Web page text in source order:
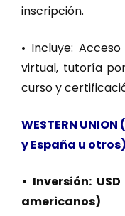
inscripción.
• Incluye:
virtual, tutoría
curso y
WESTERN
y España u
• Inversión:
americanos)